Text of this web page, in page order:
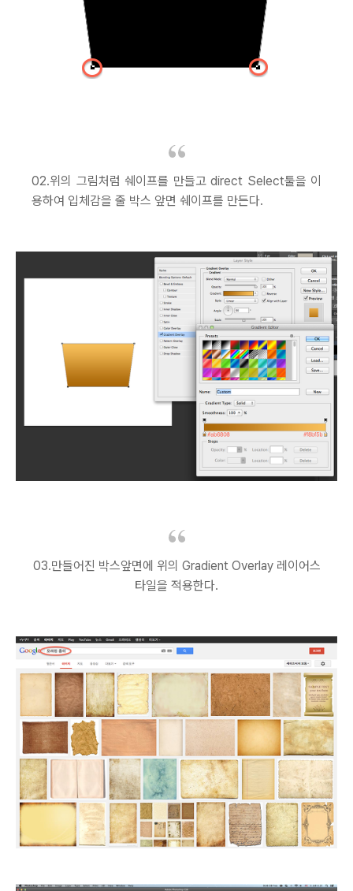
02.위의 그림처럼 쉐이프를 만들고 direct Select툴을 이
용하여 입체감을 줄 박스 앞면 쉐이프를 만든다.
03.만들어진 박스앞면에 위의 Gradient Overlay 레이어스
타일을 적용한다.